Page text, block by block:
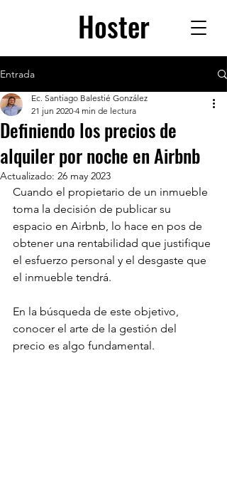
Hoster
Entrada
Definiendo los precios de
alquiler por noche en Airbnb
Ec. Santiago Balestié González
21 jun 2020 4 min de lectura
Actualizado: 26 may 2023
Cuando el propietario de un inmueble
toma la decisión de publicar su
espacio en Airbnb, lo hace en pos de
obtener una rentabilidad que justifique
el esfuerzo personal y el desgaste que
el inmueble tendrá.
En la búsqueda de este objetivo,
conocer el arte de la gestión del
precio es algo fundamental.